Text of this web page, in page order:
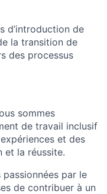
d’introduction de
la transition de
des processus
sommes
de travail inclusif
et des
et la réussite.
par le
de contribuer à un